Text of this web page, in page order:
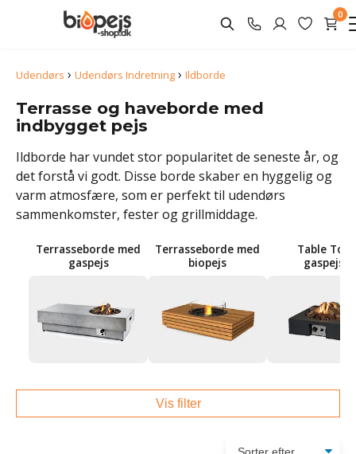
0
Udendørs › Udendørs Indretning › Ildborde
Terrasse og haveborde med
indbygget pejs
Ildborde har vundet stor popularitet de seneste år, og
det forstå vi godt. Disse borde skaber en hyggelig og
varm atmosfære, som er perfekt til udendørs
sammenkomster, fester og grillmiddage.
Terrasseborde med
gaspejs
Terrasseborde med
biopejs
Table Tops
gaspejse
Vis filter